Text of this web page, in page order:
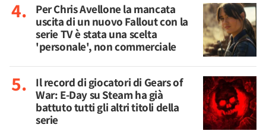
Per Chris Avellone la mancata
uscita di un nuovo Fallout con la
serie TV è stata una scelta
'personale', non commerciale
Il record di giocatori di Gears of
War: E-Day su Steam ha già
battuto tutti gli altri titoli della
serie